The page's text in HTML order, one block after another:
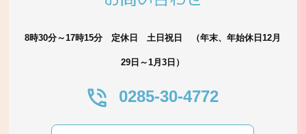
8時30分～17時15分 定休日 土日祝日 （年末、年始休日12月
29日～1月3日）
0285-30-4772